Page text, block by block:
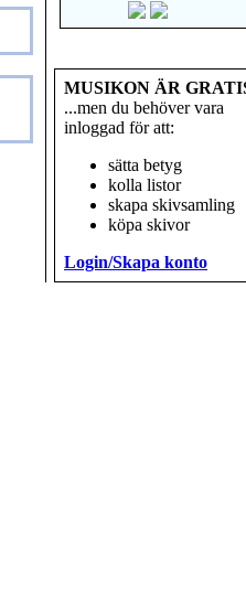
MUSIKON ÄR
...men du behöver vara
inloggad för att:
sätta betyg
kolla listor
skapa skivsamling
köpa skivor
Login/Skapa konto